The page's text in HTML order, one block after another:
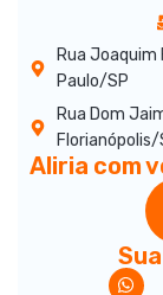
Rua
Paulo/SP
Rua Dom
Florianópolis/
Aliria com